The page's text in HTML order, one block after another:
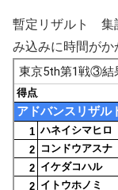
暫定リザルト 集
み込みに時間がか